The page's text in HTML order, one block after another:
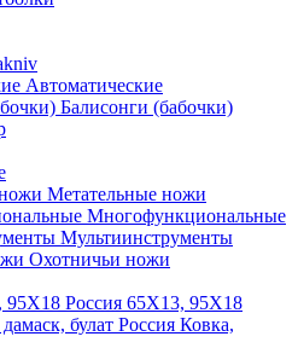
Автоматические
Балисонги (бабочки)
Метательные ножи
Многофункциональные
Мультиинструменты
Охотничьи ножи
Россия 65Х13, 95Х18
Россия Ковка,